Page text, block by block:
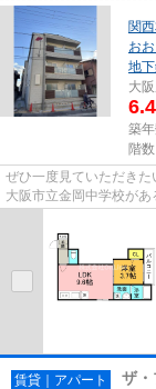
関
お
地
大
6.4
築
階
ぜひ一度見ていただき
大阪市立金岡中学校があ
な物件です。大阪市平野
賃貸｜アパート ザ・